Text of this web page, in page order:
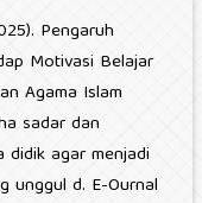
Pengaruh
Motivasi Belajar
Agama Islam
sadar dan
agar menjadi
unggul d. E-Ournal